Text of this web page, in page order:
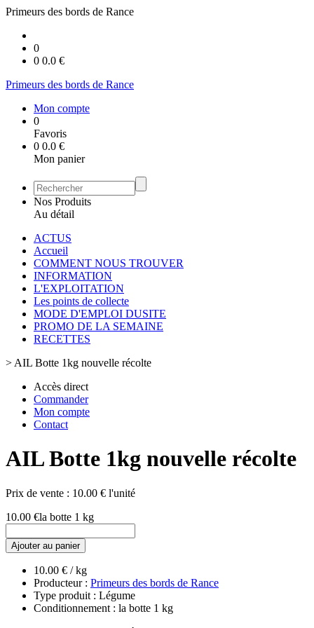
Primeurs des bords de Rance
0
0 0.0 €
Primeurs des bords de Rance
Mon compte
0
Favoris
0 0.0 €
Mon panier
Nos Produits
Au détail
ACTUS
Accueil
COMMENT NOUS TROUVER
INFORMATION
L'EXPLOITATION
Les points de collecte
MODE D'EMPLOI DUSITE
PROMO DE LA SEMAINE
RECETTES
> AIL Botte 1kg nouvelle récolte
Accès direct
Commander
Mon compte
Contact
AIL Botte 1kg nouvelle récolte
Prix de vente : 10.00 € l'unité
10.00 €la botte 1 kg
Ajouter au panier
10.00 € / kg
Producteur : Primeurs des bords de Rance
Type produit : Légume
Conditionnement : la botte 1 kg